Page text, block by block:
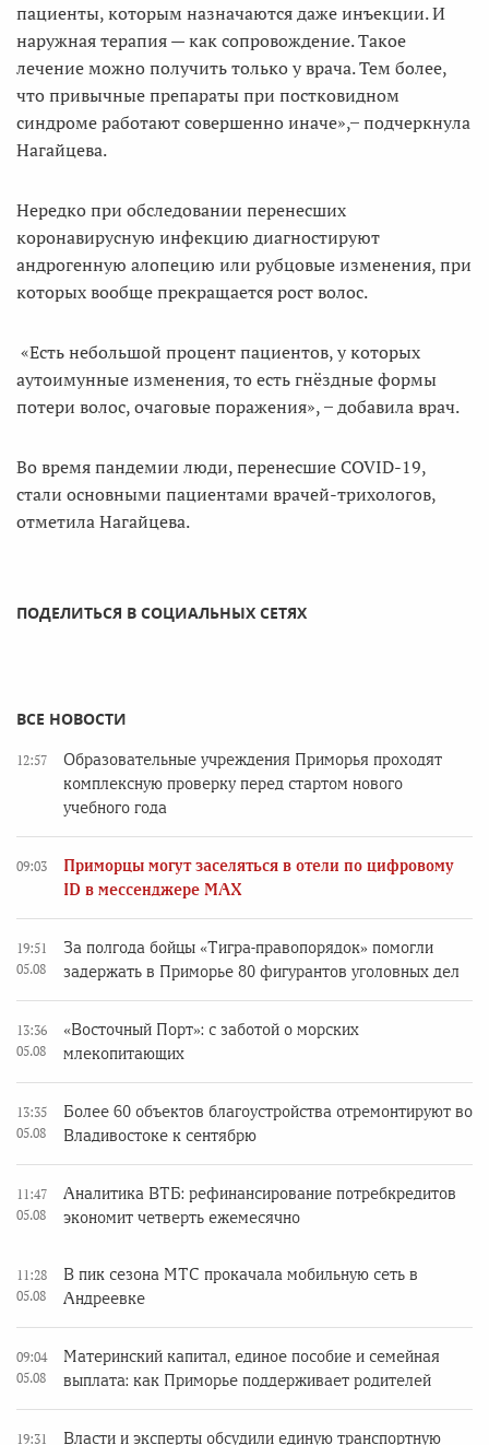
пациенты, которым назначаются даже инъекции. И
наружная терапия — как сопровождение. Такое
лечение можно получить только у врача. Тем более,
что привычные препараты при постковидном
синдроме работают совершенно иначе», ̶ подчеркнула
Нагайцева.
Нередко при обследовании перенесших
коронавирусную инфекцию диагностируют
андрогенную алопецию или рубцовые изменения, при
которых вообще прекращается рост волос.
«Есть небольшой процент пациентов, у которых
аутоимунные изменения, то есть гнёздные формы
потери волос, очаговые поражения», ̶ добавила врач.
Во время пандемии люди, перенесшие COVID-19,
стали основными пациентами врачей-трихологов,
отметила Нагайцева.
ПОДЕЛИТЬСЯ В СОЦИАЛЬНЫХ СЕТЯХ
ВСЕ НОВОСТИ
12:57
Образовательные учреждения Приморья проходят
комплексную проверку перед стартом нового
учебного года
09:03
Приморцы могут заселяться в отели по цифровому
ID в мессенджере MAX
19:51
05.08
За полгода бойцы «Тигра-правопорядок» помогли
задержать в Приморье 80 фигурантов уголовных дел
13:36
05.08
«Восточный Порт»: с заботой о морских
млекопитающих
13:35
05.08
Более 60 объектов благоустройства отремонтируют во
Владивостоке к сентябрю
11:47
05.08
Аналитика ВТБ: рефинансирование потребкредитов
экономит четверть ежемесячно
11:28
05.08
В пик сезона МТС прокачала мобильную сеть в
Андреевке
09:04
05.08
Материнский капитал, единое пособие и семейная
выплата: как Приморье поддерживает родителей
19:31 Власти и эксперты обсудили единую транспортную